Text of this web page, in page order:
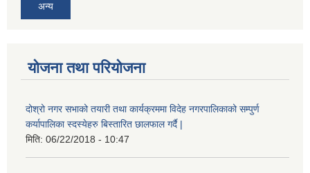
अन्य
योजना तथा परियोजना
दोश्रो नगर सभाको तयारी तथा कार्यक्रममा विदेह नगरपालिकाको सम्पुर्ण
कर्यापालिका स्दस्येहरु बिस्तारित छालफाल गर्दै |
मिति: 06/22/2018 - 10:47